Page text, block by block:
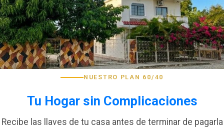
NUESTRO PLAN 60/40
Tu Hogar sin Complicaciones
Recibe las llaves de tu casa antes de terminar de pagarla